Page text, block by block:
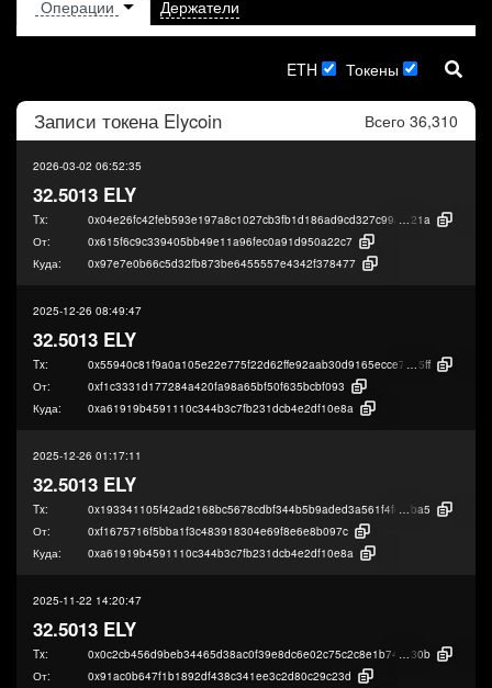
Держатели
ETH Токены
Записи токена Elycoin Всего 36,310
2026-03-02 06:52:35
32.5013 ELY
Tx: 0x04e26fc42feb593e197a8c1027cb3fb1d186ad9cd327c99a228c853a577fb
21a
От:
0x615f6c9c339405bb49e11a96fec0a91d950a22c7
Куда:
0x97e7e0b66c5d32fb873be6455557e4342f378477
2025-12-26 08:49:47
32.5013 ELY
Tx: 0x55940c81f9a0a105e22e775f22d62ffe92aab30d9165ecce73954aba4604b
5ff
От:
0xf1c3331d177284a420fa98a65bf50f635bcbf093
Куда:
0xa61919b4591110c344b3c7fb231dcb4e2df10e8a
2025-12-26 01:17:11
32.5013 ELY
Tx: 0x193341105f42ad2168bc5678cdbf344b5b9aded3a561f4fe64040522cb911
ba5
От:
0xf1675716f5bba1f3c483918304e69f8e6e8b097c
Куда:
0xa61919b4591110c344b3c7fb231dcb4e2df10e8a
2025-11-22 14:20:47
32.5013 ELY
Tx: 0x0c2cb456d9beb34465d38ac0f39e8dc6e02c75c2c8e1b7411590a506a2f57
30b
От:
0x91ac0b647f1b1892df438c341ee3c2d80c29c23d